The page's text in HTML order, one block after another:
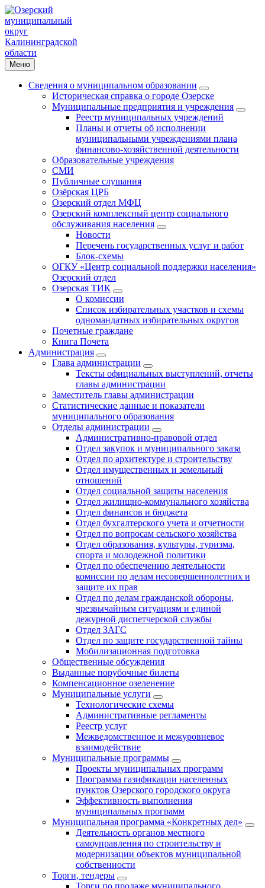
Меню
Сведения о муниципальном образовании
Историческая справка о городе Озерске
Муниципальные предприятия и учреждения
Реестр муниципальных учреждений
Планы и отчеты об исполнении
муниципальными учреждениями плана
финансово-хозяйственной деятельности
Образовательные учреждения
СМИ
Публичные слушания
Озёрская ЦРБ
Озерский отдел МФЦ
Озерский комплексный центр социального
обслуживания населения
Новости
Перечень государственных услуг и работ
Блок-схемы
ОГКУ «Центр социальной поддержки населения»
Озерский отдел
Озерская ТИК
О комиссии
Список избирательных участков и схемы
одномандатных избирательных округов
Почетные граждане
Книга Почета
Администрация
Глава администрации
Тексты официальных выступлений, отчеты
главы администрации
Заместитель главы администрации
Статистические данные и показатели
муниципального образования
Отделы администрации
Административно-правовой отдел
Отдел закупок и муниципального заказа
Отдел по архитектуре и строительству
Отдел имущественных и земельный
отношений
Отдел социальной защиты населения
Отдел жилищно-коммунального хозяйства
Отдел финансов и бюджета
Отдел бухгалтерского учета и отчетности
Отдел по вопросам сельского хозяйства
Отдел образования, культуры, туризма,
спорта и молодежной политики
Отдел по обеспечению деятельности
комиссии по делам несовершеннолетних и
защите их прав
Отдел по делам гражданской обороны,
чрезвычайным ситуациям и единой
дежурной диспетчерской службы
Отдел ЗАГС
Отдел по защите государственной тайны
Мобилизационная подготовка
Общественные обсуждения
Выданные порубочные билеты
Компенсационное озеленение
Муниципальные услуги
Технологические схемы
Административные регламенты
Реестр услуг
Межведомственное и межуровневое
взаимодействие
Муниципальные программы
Проекты муниципальных программ
Программа газификации населенных
пунктов Озерского городского округа
Эффективность выполнения
муниципальных программ
Муниципальная программа «Конкретных дел»
Деятельность органов местного
самоуправления по строительству и
модернизации объектов муниципальной
собственности
Торги, тендеры
Торги по продаже муниципального